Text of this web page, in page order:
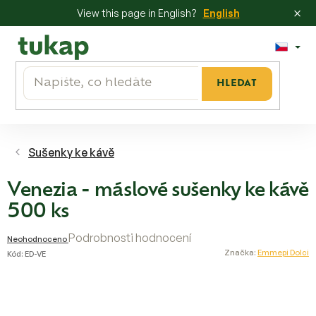
View this page in English? English ×
obsah
HLEDAT
Sušenky ke kávě
Venezia - máslové sušenky ke kávě
500 ks
Průměrné
hodnocení
Neohodnoceno Podrobnosti hodnocení
Značka: Emmepi Dolci
Kód: ED-VE